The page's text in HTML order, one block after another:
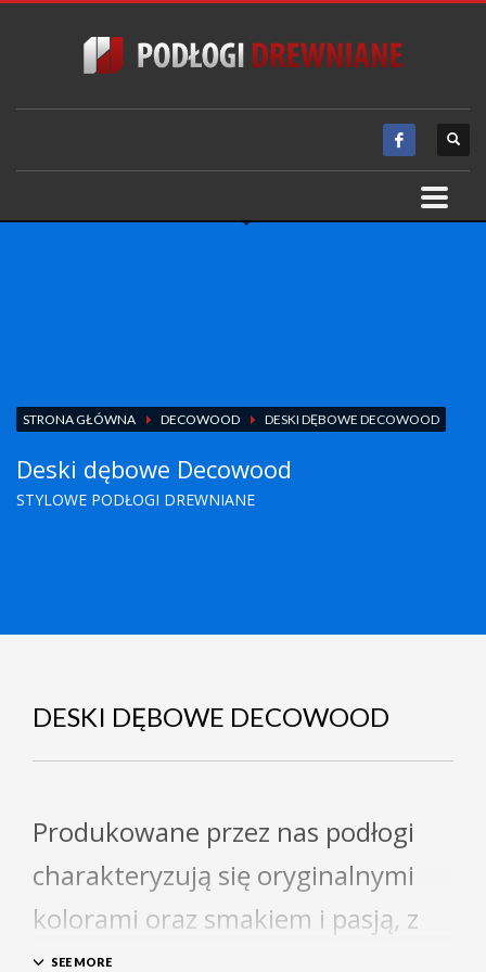
STRONA GŁÓWNA DECOWOOD DESKI DĘBOWE DECOWOOD
Deski dębowe Decowood
STYLOWE PODŁOGI DREWNIANE
DESKI DĘBOWE DECOWOOD
Produkowane przez nas podłogi
charakteryzują się oryginalnymi
kolorami oraz smakiem i pasją, z
którą są wykonywane.